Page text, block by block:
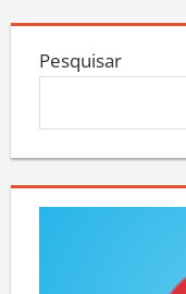
Pesquisar